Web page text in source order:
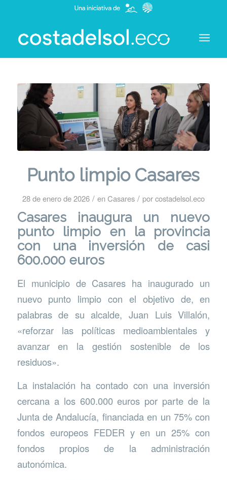
Punto limpio Casares
28 de enero de 2026 / enCasares / porcostadelsol.eco
Casares inaugura un nuevo
punto limpio en la provincia
con una inversión de casi
600.000 euros
El municipio de Casares ha inaugurado un
nuevo punto limpio con el objetivo de, en
palabras de su alcalde, Juan Luis Villalón,
«reforzar las políticas medioambientales y
avanzar en la gestión sostenible de los
residuos».
La instalación ha contado con una inversión
cercana a los 600.000 euros por parte de la
Junta de Andalucía, financiada en un 75% con
fondos europeos FEDER y en un 25% con
fondos propios de la administración
autonómica.